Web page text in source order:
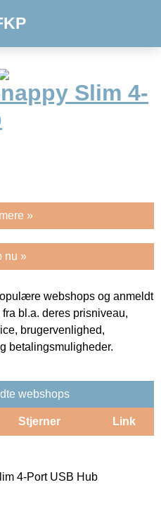
Slim 4-
»
nu »
webshops og anmeldt
bl.a. deres prisniveau,
brugervenlighed,
betalingsmuligheder.
webshops
Stjerner Link
4-Port USB Hub